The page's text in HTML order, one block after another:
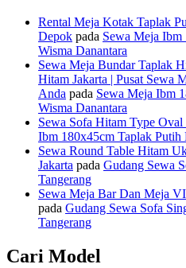
Rental Meja Kotak Taplak
Depok pada Sewa Meja
Wisma Danantara
Sewa Meja Bundar Taplak
Hitam Jakarta | Pusat Sewa
Anda pada Sewa Meja Ibm
Wisma Danantara
Sewa Sofa Hitam Type Oval
Ibm 180x45cm Taplak Putih
Sewa Round Table Hitam
Jakarta pada Gudang Sewa
Tangerang
Sewa Meja Bar Dan Meja
pada Gudang Sewa Sofa
Tangerang
Cari Model